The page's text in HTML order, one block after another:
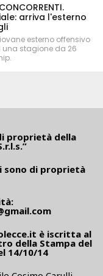
arriva l'esterno
esterno offensivo
una stagione da 26
proprietà della
sono di proprietà
è iscritta al
della Stampa del
14/10/14